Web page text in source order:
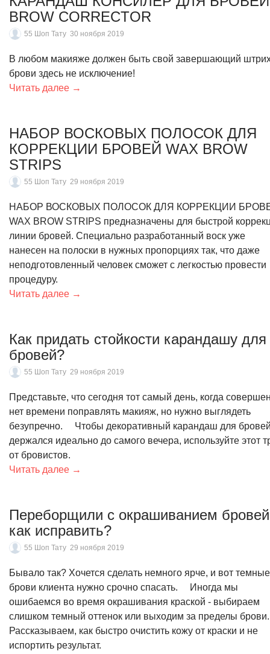
BROW CORRECTOR
55 Шоп Тату 30 ноября 2019
В любом макияже должен быть свой завершающий
брови здесь не исключение!
Читать далее →
НАБОР ВОСКОВЫХ ПОЛОСОК ДЛЯ
КОРРЕКЦИИ БРОВЕЙ WAX BROW
STRIPS
55 Шоп Тату 29 ноября 2019
НАБОР ВОСКОВЫХ ПОЛОСОК ДЛЯ КОРРЕКЦИИ
WAX BROW STRIPS предназначены для быстрой
линии бровей. Специально разработанный воск уже
нанесен на полоски в нужных пропорциях так, что даже
неподготовленный человек сможет с легкостью провести
процедуру.
Читать далее →
Как придать стойкости карандашу для
бровей?
55 Шоп Тату 29 ноября 2019
Представьте, что сегодня тот самый день, когда
нет времени поправлять макияж, но нужно выглядеть
безупречно. ⠀ Чтобы декоративный карандаш для
держался идеально до самого вечера, используйте этот
от бровистов.
Читать далее →
Переборщили с окрашиванием
как исправить?
55 Шоп Тату 29 ноября 2019
Бывало так? Хочется сделать немного ярче, и вот темные
брови клиента нужно срочно спасать. ⠀ Иногда мы
ошибаемся во время окрашивания краской - выбираем
слишком темный оттенок или выходим за пределы брови.
Рассказываем, как быстро очистить кожу от краски и не
испортить результат.